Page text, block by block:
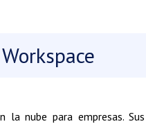
la nube para empresas.